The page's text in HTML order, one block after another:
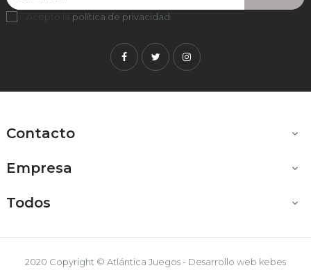
Acepto la política de privacidad
FacebookTwitterInstagram
Contacto 
Empresa 
Todos 
2020 Copyright © Atlántica Juegos - Desarrollo web kebes